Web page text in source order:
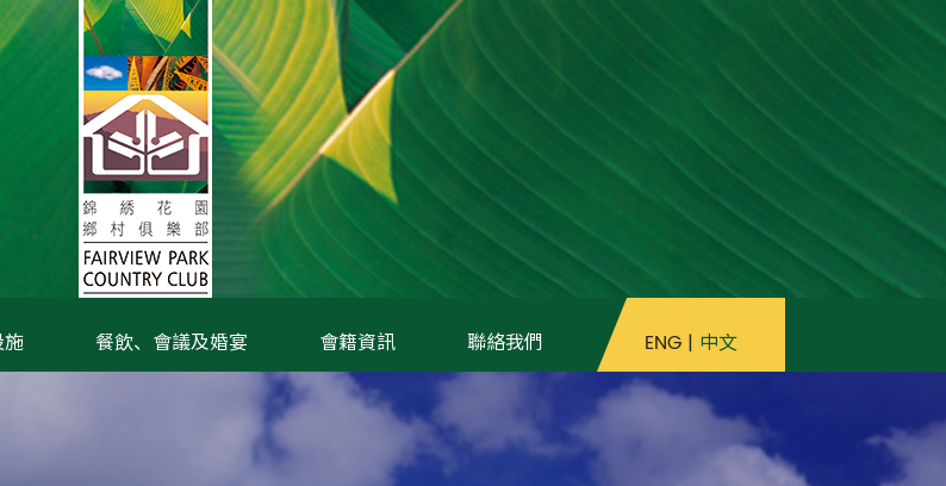
餐飲、會議及婚宴 會籍資訊 聯絡我們 ENG| 中文